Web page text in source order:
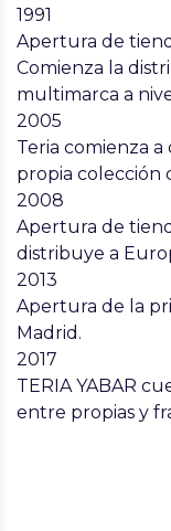
1991
Apertura de
Comienza la
multimarca a
2005
Teria comienza
propia colección
2008
Apertura de
distribuye a
2013
Apertura de la
Madrid.
2017
TERIA YABAR
entre propias y